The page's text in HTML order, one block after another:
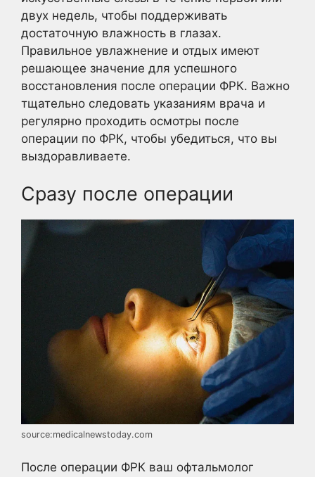
двух недель, чтобы поддерживать
достаточную влажность в глазах.
Правильное увлажнение и отдых имеют
решающее значение для успешного
восстановления после операции ФРК. Важно
тщательно следовать указаниям врача и
регулярно проходить осмотры после
операции по ФРК, чтобы убедиться, что вы
выздоравливаете.
Сразу после операции
source:medicalnewstoday.com
После операции ФРК ваш офтальмолог